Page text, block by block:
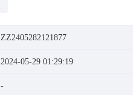
ZZ2405282121877
2024-05-29 01:29:19